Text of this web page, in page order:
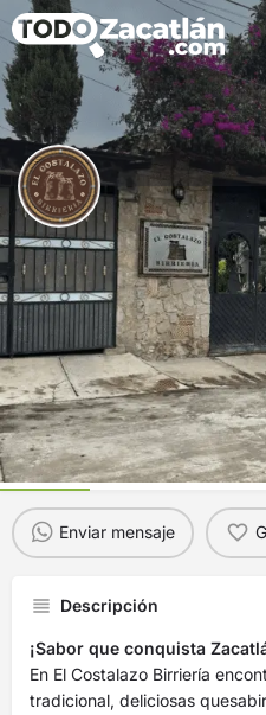
El Costalazo
¡Algo bien!
Rango de precios
$ 797
Perfil Reseñas 2
Enviar mensaje
Descripción
¡Sabor que conquista
En El Costalazo Birriería
tradicional, deliciosas